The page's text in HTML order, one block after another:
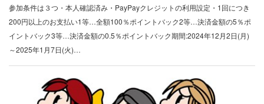
参加条件は３つ・本人確認済み・PayPayクレジットの利用設定・1回につき
200円以上のお支払い1等…全額100％ポイントバック2等…決済金額の5％ポ
イントバック3等…決済金額の0.5％ポイントバック期間:2024年12月2日(月)
～2025年1月7日(火)…